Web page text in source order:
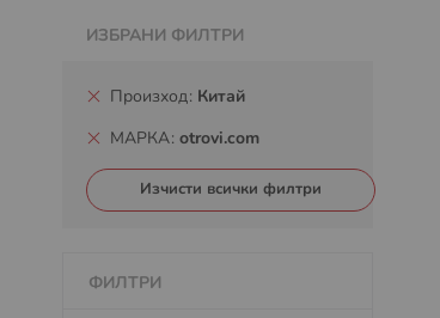
ИЗБРАНИ ФИЛТРИ
Произход Китай
МАРКА otrovi.com
Изчисти всички филтри
ФИЛТРИ